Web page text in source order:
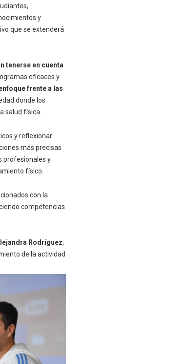
y
que se extenderá
tenerse en cuenta
eficaces y
frente a las
donde los
salud física.
y reflexionar
más precisas
profesionales y
físico.
con la
competencias
Rodríguez,
de la actividad